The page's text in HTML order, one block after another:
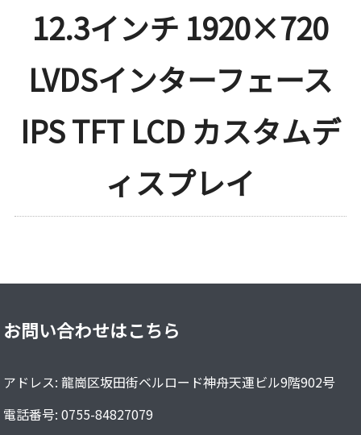
12.3インチ 1920×720
LVDSインターフェース
IPS TFT LCD カスタムデ
ィスプレイ
お問い合わせはこちら
アドレス: 龍崗区坂田街ベルロード神舟天運ビル9階902号
電話番号: 0755-84827079